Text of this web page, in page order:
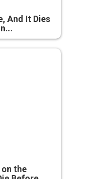
And It Dies
on the